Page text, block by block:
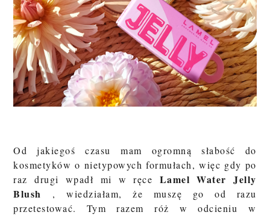
Od jakiegoś czasu mam ogromną słabość do
kosmetyków o nietypowych formułach, więc gdy po
raz drugi wpadł mi w ręce Lamel Water Jelly
Blush
, wiedziałam, że muszę go od razu
przetestować. Tym razem róż w odcieniuw